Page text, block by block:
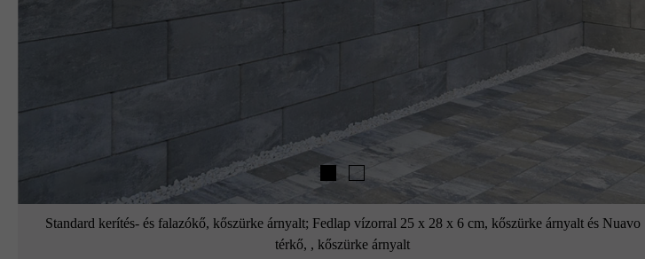
Standard kerítés- és falazókő, kőszürke árnyalt; Fedlap vízorral 25 x 28 x 6 cm, kőszürke árnyalt és Nuavo
térkő, , kőszürke árnyalt